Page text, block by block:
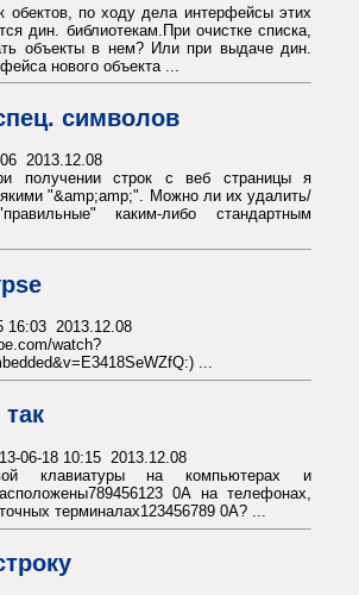
обектов, по ходу дела интерфейсы этих
дин. библиотекам.При очистке списка,
объекты в нем? Или при выдаче дин.
нового объекта ...
символов
2013.12.08
получении строк с веб страницы я
"&amp;amp;". Можно ли их удалить/
каким-либо стандартным
16:03 2013.12.08
watch?
...
06-18 10:15 2013.12.08
клавиатуры на компьютерах и
0А на телефонах,
терминалах123456789 0A? ...